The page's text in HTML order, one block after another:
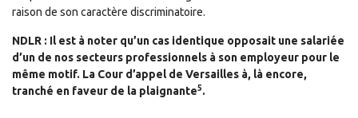
raison de son caractère discriminatoire.
NDLR : Il est à noter qu’un cas identique opposait une salariée
d’un de nos secteurs professionnels à son employeur pour le
même motif. La Cour d’appel de Versailles à, là encore,
tranché en faveur de la plaignante5.